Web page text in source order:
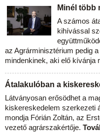
Minél több
A számos
kihívással
az Agrárminisztérium pedig
mindenkinek, aki elő kívánja
Átalakulóban a
Látványosan erősödhet a
kiskereskedelem szerkezeti
mondja Fórián Zoltán, az
vezető agrárszakértője.